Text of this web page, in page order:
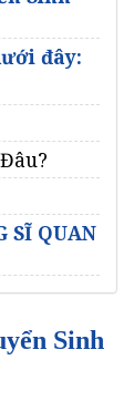
đây:
SĨ QUAN
Sinh